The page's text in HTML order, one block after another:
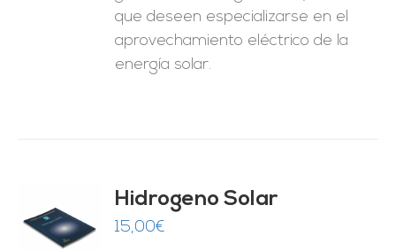
que deseen especializarse en el
aprovechamiento eléctrico de la
energía solar.
Hidrogeno Solar
15,00€